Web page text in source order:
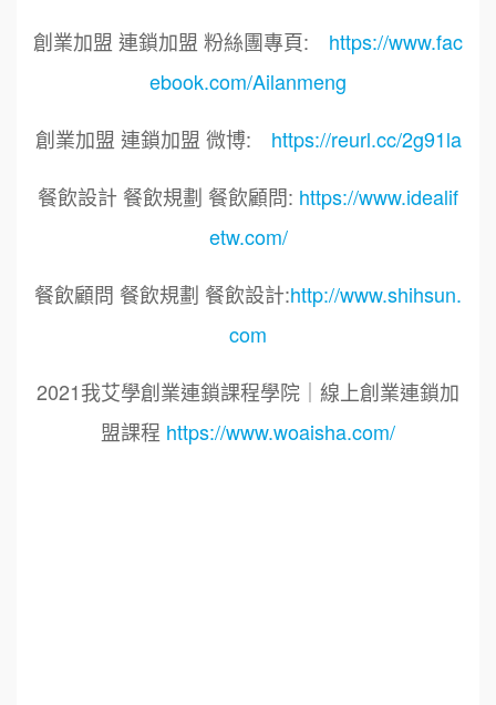
創業加盟 連鎖加盟 粉絲團專頁: https://www.fac
ebook.com/Ailanmeng
創業加盟 連鎖加盟 微博: https://reurl.cc/2g91la
餐飲設計 餐飲規劃 餐飲顧問: https://www.idealif
etw.com/
餐飲顧問 餐飲規劃 餐飲設計:http://www.shihsun.
com
2021我艾學創業連鎖課程學院｜線上創業連鎖加
盟課程 https://www.woaisha.com/